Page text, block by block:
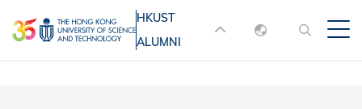
转
到
MORE ABOUT HKUST
UNIVERSITY NEWS
ACADEMIC
HKUST
ALUMNI
English